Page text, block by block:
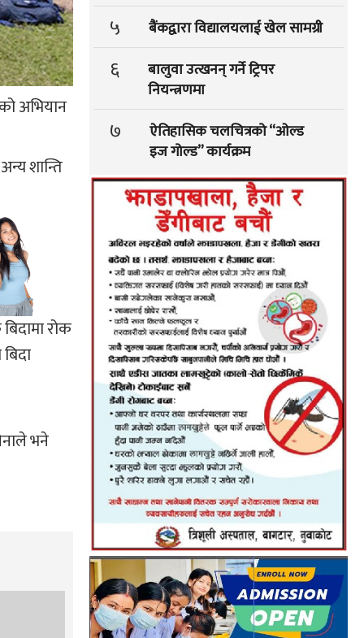
अभियान
शान्ति
रोक
भने
५ बैंकद्वारा विद्यालयलाई खेल सामग्री
६
बालुवा उत्खनन् गर्ने ट्रिपर
नियन्त्रणमा
७
ऐतिहासिक चलचित्रको “ओल्ड
इज गोल्ड” कार्यक्रम